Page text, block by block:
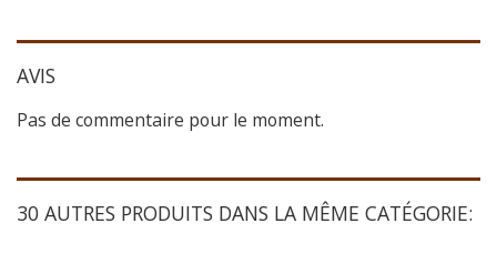
AVIS
Pas de commentaire pour le moment.
30 AUTRES PRODUITS DANS LA MÊME CATÉGORIE: